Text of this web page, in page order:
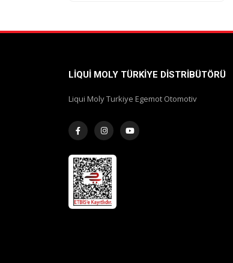
LIQUI MOLY TÜRKIYE DISTRIBÜTÖRÜ
Liqui Moly Turkiye Egemot Otomotiv